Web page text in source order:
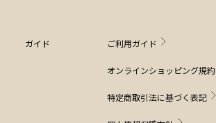
ガイド ご利用ガイド
オンラインショッピング規約
特定商取引法に基づく表記